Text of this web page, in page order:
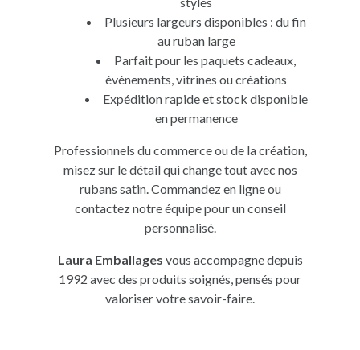
Plusieurs largeurs disponibles : du fin
au ruban large
Parfait pour les paquets cadeaux,
événements, vitrines ou créations
Expédition rapide et stock disponible
en permanence
Professionnels du commerce ou de la création,
misez sur le détail qui change tout avec nos
rubans satin. Commandez en ligne ou
contactez notre équipe pour un conseil
personnalisé.
Laura Emballages vous accompagne depuis
1992 avec des produits soignés, pensés pour
valoriser votre savoir-faire.